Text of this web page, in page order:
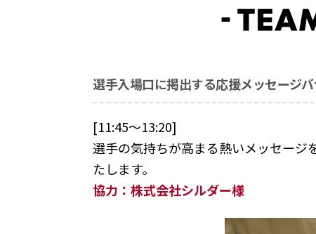
選手入場口に掲出する応援メッセージ
[11:45～13:20]
選手の気持ちが高まる熱いメッセージ
たします。
協力：株式会社シルダー様